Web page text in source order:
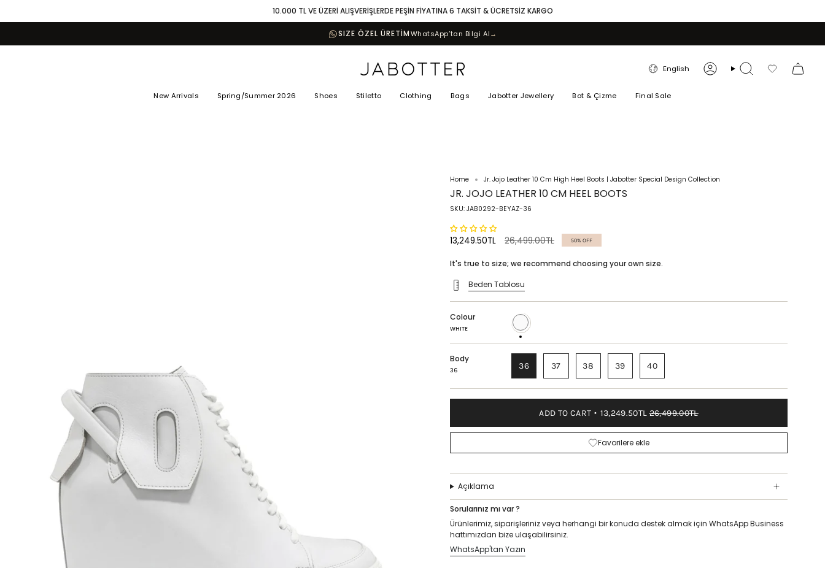
10.000 TL VE ÜZERİ ALIŞVERİŞLERDE PEŞİN FİYATINA 6 TAKSİT & ÜCRETSİZ KARGO
SIZE ÖZEL ÜRETİMWhatsApp’tan Bilgi Al→
LANGUAGE
English AccountSearch Favorilerim
New Arrivals Spring/Summer 2026 Shoes Stiletto Clothing Bags Jabotter Jewellery Bot & Çizme Final Sale
Home Jr. Jojo Leather 10 Cm High Heel Boots | Jabotter Special Design Collection
JR. JOJO LEATHER 10 CM HEEL BOOTS
SKU: JAB0292-BEYAZ-36
13,249.50TL
Regular
26,499.00TL 50% OFF
It's true to size; we recommend choosing your own size.
Beden Tablosu
Colour
WHITE
WHITE
Body
36 36 37 38 39 40
ADD TO CART 13,249.50TL 26,499.00TL
Favorilere ekle
Açıklama
Sorularınız mı var ?
Ürünlerimiz, siparişleriniz veya herhangi bir konuda destek almak için WhatsApp Business
hattımızdan bize ulaşabilirsiniz.
WhatsApp'tan Yazın